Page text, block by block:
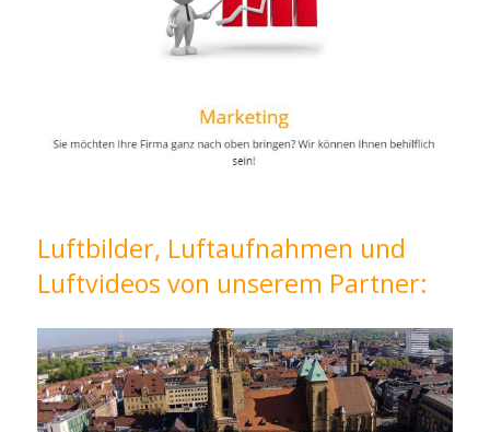
Luftbilder, Luftaufnahmen und
Luftvideos von unserem Partner: